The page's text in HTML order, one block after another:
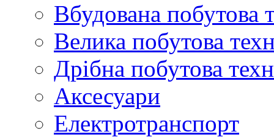
Вбудована побутова
Велика побутова
Дрібна побутова
Аксесуари
Електротранспорт